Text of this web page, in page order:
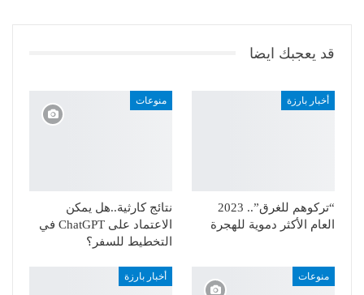
قد يعجبك ايضا
أخبار بارزة
“تركوهم للغرق”.. 2023
العام الأكثر دموية للهجرة
منوعات
نتائج كارثية..هل يمكن
الاعتماد على ChatGPT في
التخطيط للسفر؟
منوعات أخبار بارزة